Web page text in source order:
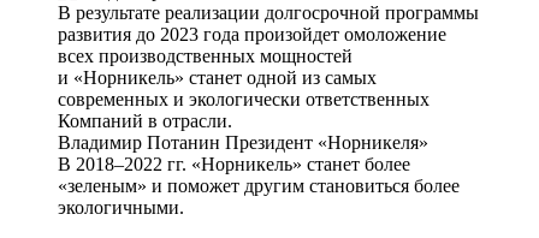
В результате реализации долгосрочной программы
развития до 2023 года произойдет омоложение
всех производственных мощностей
и «Норникель» станет одной из самых
современных и экологически ответственных
Компаний в отрасли.
Владимир Потанин Президент «Норникеля»
В 2018–2022 гг. «Норникель» станет более
«зеленым» и поможет другим становиться более
экологичными.